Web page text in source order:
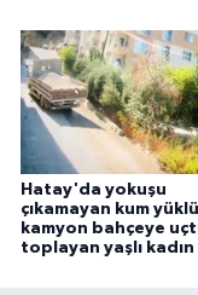
Hatay'da yokuşu
çıkamayan kum yüklü
kamyon bahçeye
toplayan yaşlı